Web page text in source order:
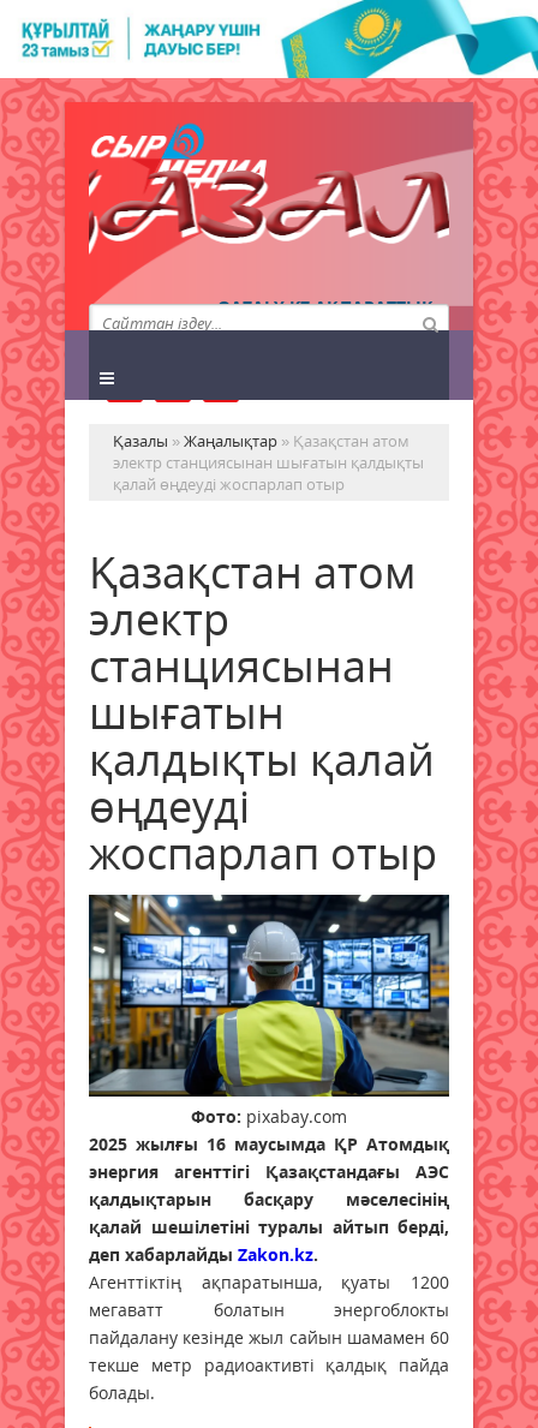
QAZALY.KZ АҚПАРАТТЫҚ
АГЕНТТІГІ
Қазалы »Жаңалықтар » Қазақстан атом
электр станциясынан шығатын қалдықты
қалай өңдеуді жоспарлап отыр
Қазақстан атом
электр
станциясынан
шығатын
қалдықты қалай
өңдеуді
жоспарлап отыр
Фото: pixabay.com
2025 жылғы 16 маусымда ҚР Атомдық
энергия агенттігі Қазақстандағы АЭС
қалдықтарын басқару мәселесінің
қалай шешілетіні туралы айтып берді,
деп хабарлайды Zakon.kz.
Агенттіктің ақпаратынша, қуаты 1200
мегаватт болатын энергоблокты
пайдалану кезінде жыл сайын шамамен 60
текше метр радиоактивті қалдық пайда
болады.